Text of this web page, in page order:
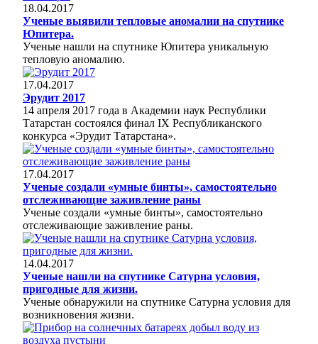
18.04.2017
Ученые выявили тепловые аномалии на спутнике
Юпитера.
Ученые нашли на спутнике Юпитера уникальную
тепловую аномалию.
17.04.2017
Эрудит 2017
14 апреля 2017 года в Академии наук Республики
Татарстан состоялся финал IX Республиканского
конкурса «Эрудит Татарстана».
17.04.2017
Ученые создали «умные бинты», самостоятельно
отслеживающие заживление раны
Ученые создали «умные бинты», самостоятельно
отслеживающие заживление раны.
14.04.2017
Ученые нашли на спутнике Сатурна условия,
пригодные для жизни.
Ученые обнаружили на спутнике Сатурна условия для
возникновения жизни.